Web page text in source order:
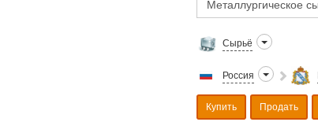
Сырьё
Россия
Купить Продать